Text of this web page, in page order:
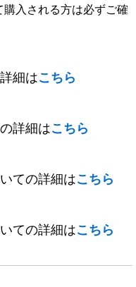
購入される方は必ずご確
細はこちら
詳細はこちら
ての詳細はこちら
ての詳細はこちら